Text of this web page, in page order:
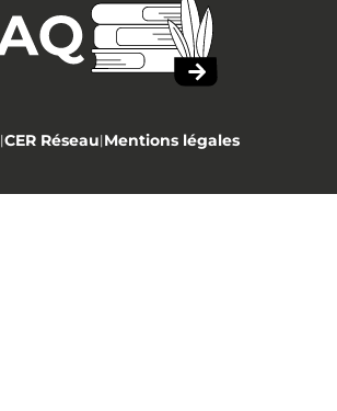
|CER Réseau|Mentions légales